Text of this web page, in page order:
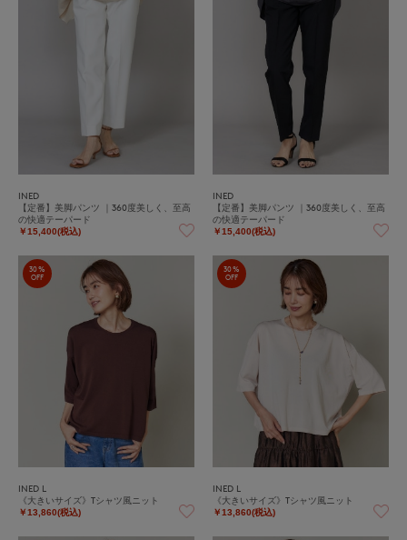
INED
【定番】美脚パンツ ｜360度美しく、至高
の快適テーパード
￥15,400(税込)
INED
【定番】美脚パンツ ｜360度美しく、至高
の快適テーパード
￥15,400(税込)
30%
OFF
INED L
《大きいサイズ》Tシャツ風ニット
￥13,860(税込)
30%
OFF
INED L
《大きいサイズ》Tシャツ風ニット
￥13,860(税込)